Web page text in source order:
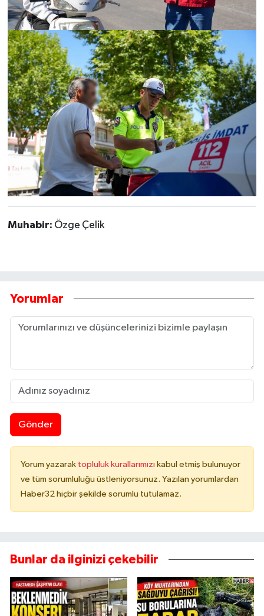
Muhabir: Özge Çelik
Yorumlar
Gönder
Yorum yazarak topluluk kurallarımızı kabul etmiş bulunuyor
ve tüm sorumluluğu üstleniyorsunuz. Yazılan yorumlardan
Haber32 hiçbir şekilde sorumlu tutulamaz.
Bunlar da ilginizi çekebilir